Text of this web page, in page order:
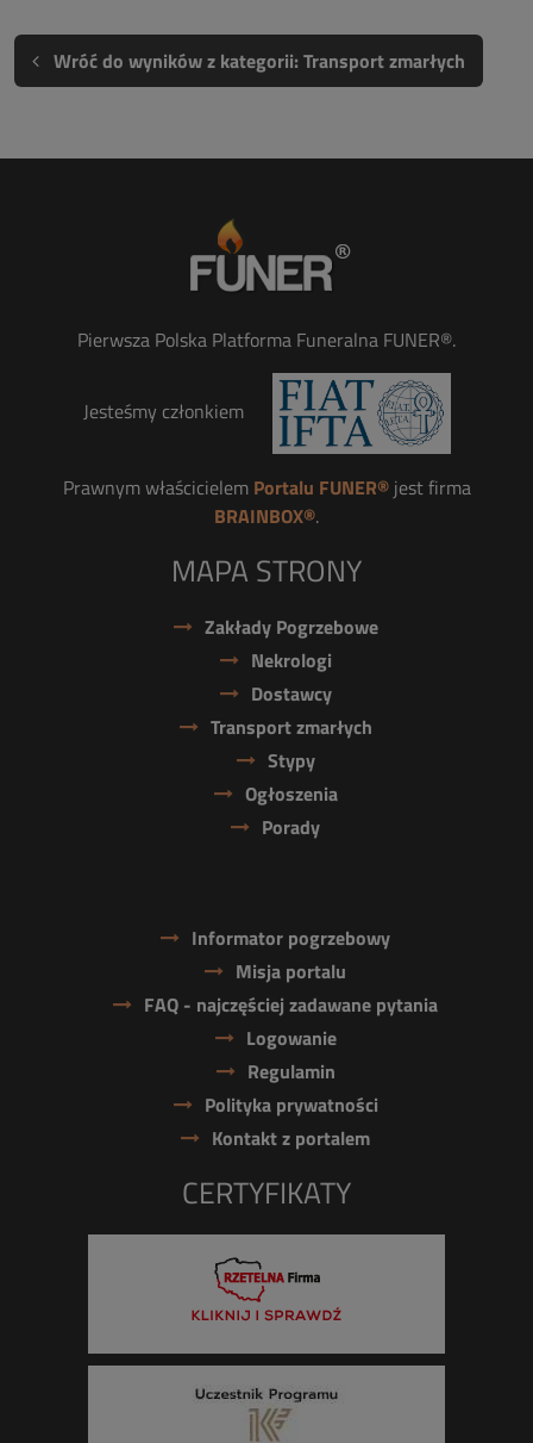
Wróć do wyników z kategorii: Transport zmarłych
Pierwsza Polska Platforma Funeralna FUNER®.
Jesteśmy członkiem
Prawnym właścicielem Portalu FUNER®jest firma
BRAINBOX®.
MAPA STRONY
Zakłady Pogrzebowe
Nekrologi
Dostawcy
Transport zmarłych
Stypy
Ogłoszenia
Porady
Informator pogrzebowy
Misja portalu
FAQ - najczęściej zadawane pytania
Logowanie
Regulamin
Polityka prywatności
Kontakt z portalem
CERTYFIKATY